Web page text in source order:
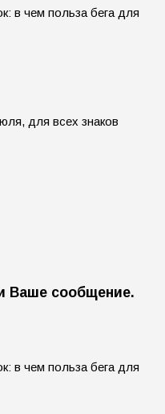
для всех знаков
Ваше сообщение.